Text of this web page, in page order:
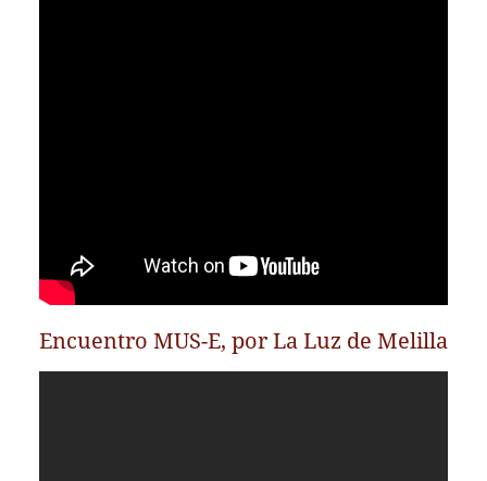
Encuentro MUS-E, por La Luz de Melilla